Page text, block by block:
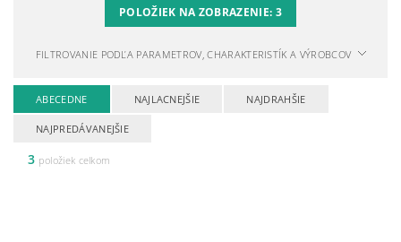
POLOŽIEK NA ZOBRAZENIE: 3
FILTROVANIE PODĽA PARAMETROV, CHARAKTERISTÍK A VÝROBCOV
ABECEDNE NAJLACNEJŠIE NAJDRAHŠIE
NAJPREDÁVANEJŠIE
3 položiek celkom